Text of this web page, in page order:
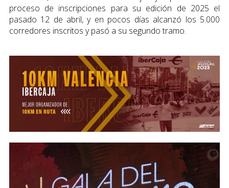
proceso de inscripciones para su edición de 2025 el
pasado 12 de abril, y en pocos días alcanzó los 5.000
corredores inscritos y pasó a su segundo tramo.